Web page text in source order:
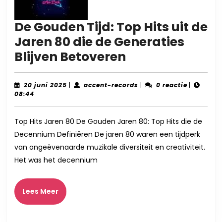
De Gouden Tijd: Top Hits uit de
Jaren 80 die de Generaties
Blijven Betoveren
Gouden
Tijd:
Hits
uit
de
20 juni 2025 20
| accent-records accent-
| 0 reactie |
08:44
Top Hits Jaren 80 De Gouden Jaren 80: Top Hits die de
Decennium Definiëren De jaren 80 waren een tijdperk
van ongeëvenaarde muzikale diversiteit en creativiteit.
Het was het decennium
Lees MeerLees
Meer